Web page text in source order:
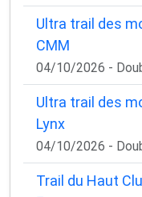
Ultra trail des
CMM
04/10/2026 -
Ultra trail des
Lynx
04/10/2026 -
Trail du Haut